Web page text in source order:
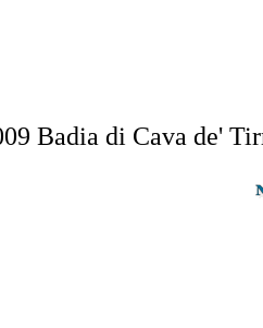
Badia di Cava de'